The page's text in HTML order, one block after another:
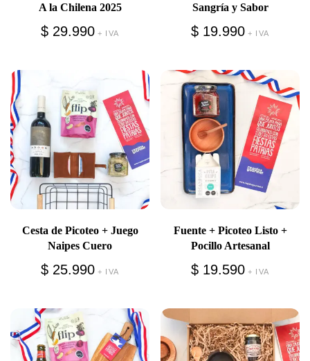
A la Chilena 2025
$29.990 + IVA
Sangría y Sabor
$19.990 + IVA
Cesta de Picoteo + Juego
Naipes Cuero
$25.990 + IVA
Fuente + Picoteo Listo +
Pocillo Artesanal
$19.590 + IVA